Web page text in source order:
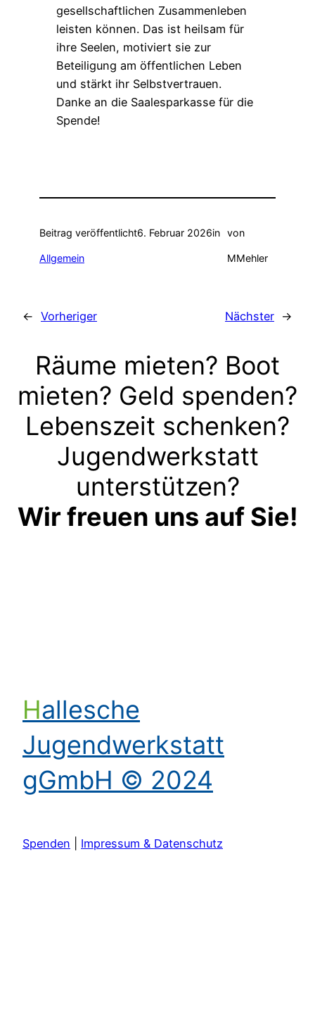
gesellschaftlichen Zusammenleben
leisten können. Das ist heilsam für
ihre Seelen, motiviert sie zur
Beteiligung am öffentlichen Leben
und stärkt ihr Selbstvertrauen.
Danke an die Saalesparkasse für die
Spende!
Beitrag veröffentlicht6. Februar 2026in
Allgemein
von
MMehler
← Vorheriger Nächster →
Räume mieten? Boot
mieten? Geld spenden?
Lebenszeit schenken?
Jugendwerkstatt
unterstützen?
Wir freuen uns auf Sie!
Hallesche
Jugendwerkstatt
gGmbH © 2024
Spenden Impressum & Datenschutz